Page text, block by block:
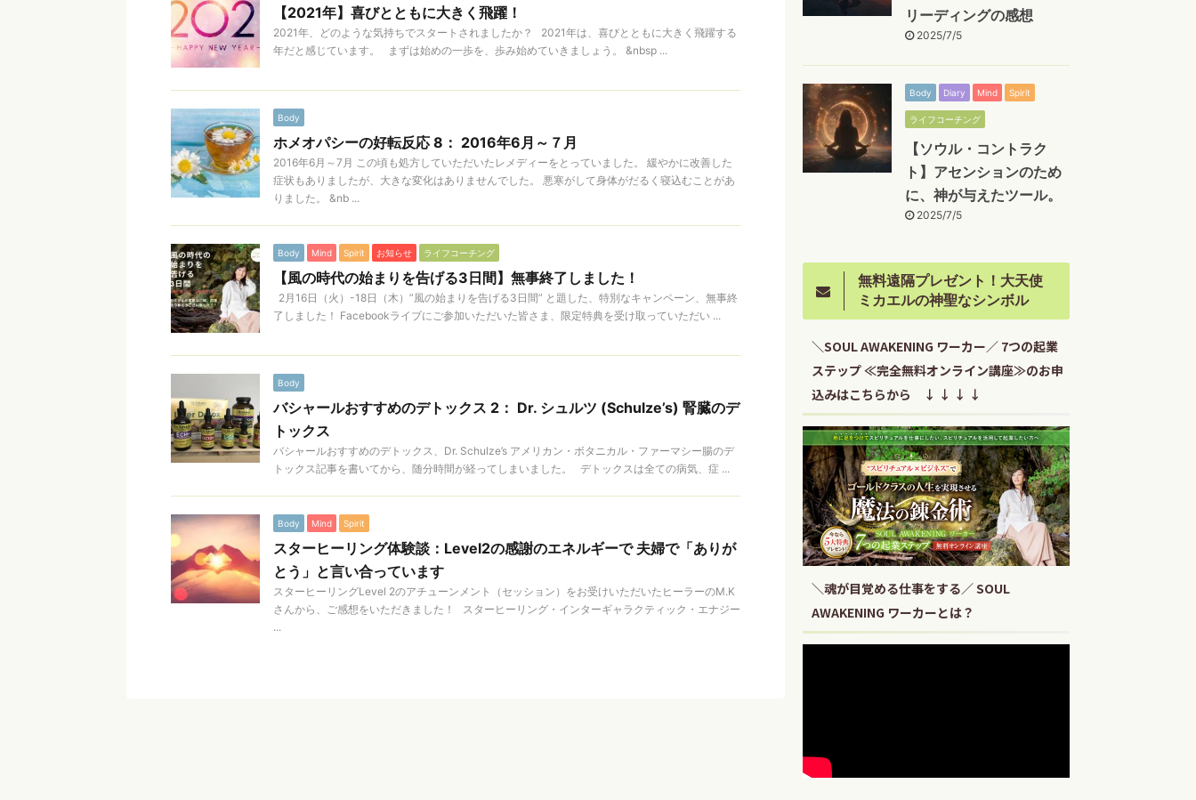
【2021年】喜びとともに大きく飛躍！
2021年、どのような気持ちでスタートされましたか？ 2021年は、喜びとともに大きく飛躍する
年だと感じています。 まずは始めの一歩を、歩み始めていきましょう。 &nbsp ...
Body
ホメオパシーの好転反応 8： 2016年6月～７月
2016年6月～7月 この頃も処方していただいたレメディーをとっていました。 緩やかに改善した
症状もありましたが、大きな変化はありませんでした。 悪寒がして身体がだるく寝込むことがあ
りました。 &nb ...
Body Mind Spirit お知らせ ライフコーチング
【風の時代の始まりを告げる3日間】無事終了しました！
2月16日（火）-18日（木）”風の始まりを告げる3日間” と題した、特別なキャンペーン、無事終
了しました！ Facebookライブにご参加いただいた皆さま、限定特典を受け取っていただい ...
Body
バシャールおすすめのデトックス 2： Dr. シュルツ (Schulze’s) 腎臓のデ
トックス
バシャールおすすめのデトックス、Dr. Schulze’s アメリカン・ボタニカル・ファーマシー腸のデ
トックス記事を書いてから、随分時間が経ってしまいました。 デトックスは全ての病気、症 ...
Body Mind Spirit
スターヒーリング体験談：Level2の感謝のエネルギーで 夫婦で「ありが
とう」と言い合っています
スターヒーリングLevel 2のアチューンメント（セッション）をお受けいただいたヒーラーのM.K
さんから、ご感想をいただきました！ スターヒーリング・インターギャラクティック・エナジー
...
リーディングの感想
2025/7/5
Body Diary Mind Spirit
ライフコーチング
【ソウル・コントラク
ト】アセンションのため
に、神が与えたツール。
2025/7/5
無料遠隔プレゼント！大天使
ミカエルの神聖なシンボル
＼SOUL AWAKENING ワーカー／ 7つの起業
ステップ ≪完全無料オンライン講座≫のお申
込みはこちらから ↓ ↓ ↓ ↓
＼魂が目覚める仕事をする／ SOUL
AWAKENING ワーカーとは？